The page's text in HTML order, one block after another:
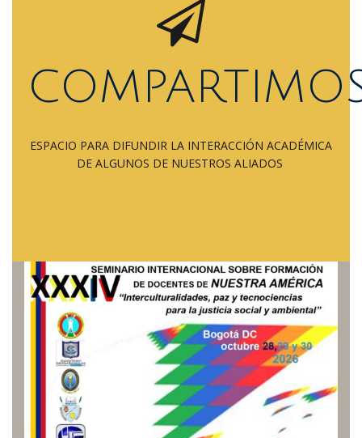
ESPACIO PARA DIFUNDIR LA INTERACCIÓN ACADÉMICA
DE ALGUNOS DE NUESTROS ALIADOS